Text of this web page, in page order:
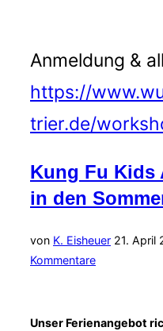
Anmeldung &
https://
trier.de/
Kung Fu Kids
in den
von K. Eisheuer 21. April
Kommentare
Unser Ferienangebot